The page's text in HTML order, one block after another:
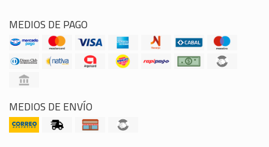
MEDIOS DE PAGO
MEDIOS DE ENVÍO